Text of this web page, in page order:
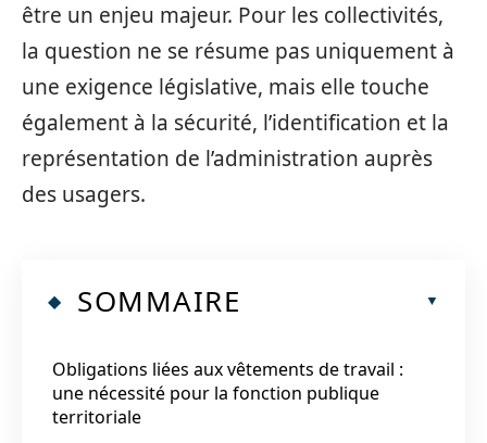
être un enjeu majeur. Pour les collectivités,
la question ne se résume pas uniquement à
une exigence législative, mais elle touche
également à la sécurité, l’identification et la
représentation de l’administration auprès
des usagers.
SOMMAIRE
Obligations liées aux vêtements de travail :
une nécessité pour la fonction publique
territoriale